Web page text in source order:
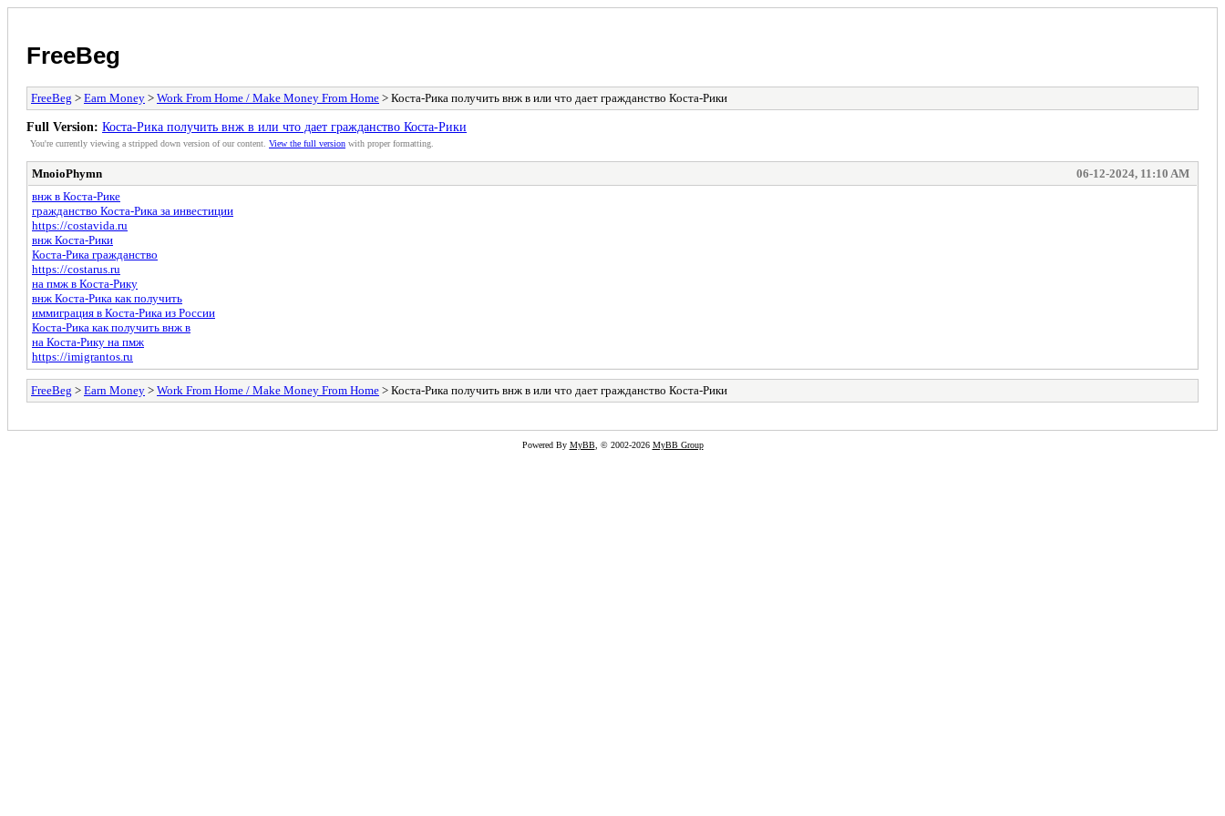
FreeBeg
FreeBeg > Earn Money > Work From Home / Make Money From Home > Коста-Рика получить внж в или что дает гражданство Коста-Рики
Full Version: Коста-Рика получить внж в или что дает гражданство Коста-Рики
You're currently viewing a stripped down version of our content. View the full version with proper formatting.
MnoioPhymn
06-12-2024, 11:10 AM
внж в Коста-Рике
гражданство Коста-Рика за инвестиции
https://costavida.ru
внж Коста-Рики
Коста-Рика гражданство
https://costarus.ru
на пмж в Коста-Рику
внж Коста-Рика как получить
иммиграция в Коста-Рика из России
Коста-Рика как получить внж в
на Коста-Рику на пмж
https://imigrantos.ru
FreeBeg > Earn Money > Work From Home / Make Money From Home > Коста-Рика получить внж в или что дает гражданство Коста-Рики
Powered By MyBB, © 2002-2026 MyBB Group